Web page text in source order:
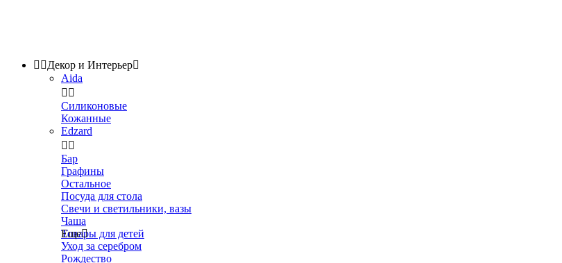
 Декор и Интерьер
Aida
 
Силиконовые
Кожанные
Edzard
 
Бар
Графины
Остальное
Посуда для стола
Свечи и светильники, вазы
Чаша
Товары для детей
Уход за серебром
Рождество
Еще